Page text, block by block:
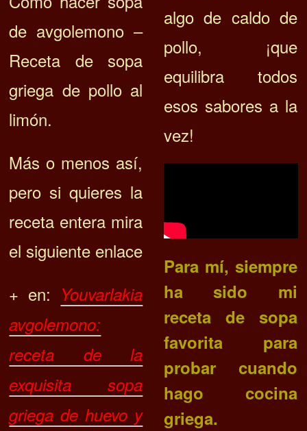
de avgolemono –
Receta de sopa
griega de pollo al
limón.
Más o menos así,
pero si quieres la
receta entera mira
el siguiente enlace
+ en: Youvarlakia
avgolemono:
receta de la
exquisita sopa
griega de huevo y
algo de caldo de
pollo, ¡que
equilibra todos
esos sabores a la
vez!
Para mí, siempre
ha sido mi
receta de sopa
favorita para
probar cuando
hago cocina
griega.